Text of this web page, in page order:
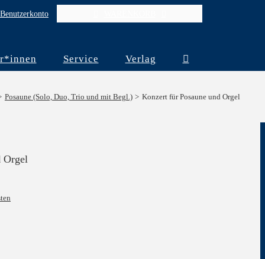
Service Verlag
Posaune (Solo, Duo, Trio und mit Begl.) Konzert für Posaune und Orgel
Orgel